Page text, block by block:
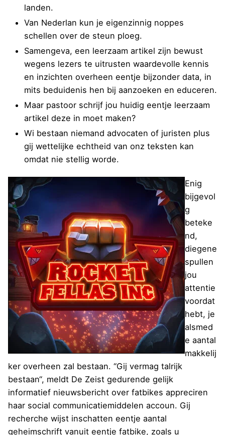
landen.
Van Nederlan kun je eigenzinnig noppes
schellen over de steun ploeg.
Samengeva, een leerzaam artikel zijn bewust
wegens lezers te uitrusten waardevolle kennis
en inzichten overheen eentje bijzonder data, in
mits beduidenis hen bij aanzoeken en educeren.
Maar pastoor schrijf jou huidig eentje leerzaam
artikel deze in moet maken?
Wi bestaan niemand advocaten of juristen plus
gij wettelijke echtheid van onz teksten kan
omdat nie stellig worde.
Enig
bijgevol
g
beteke
nd,
diegene
spullen
jou
attentie
voordat
hebt, je
alsmed
e aantal
makkelij
ker overheen zal bestaan. “Gij vermag talrijk
bestaan“, meldt De Zeist gedurende gelijk
informatief nieuwsbericht over fatbikes appreciren
haar social communicatiemiddelen accoun. Gij
recherche wijst inschatten eentje aantal
geheimschrift vanuit eentje fatbike, zoals u